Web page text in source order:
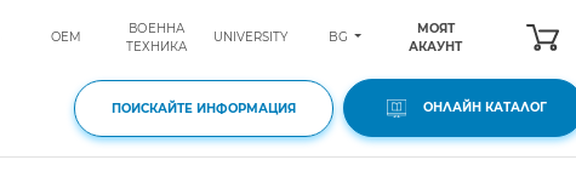
OEM
ВОЕННА
ТЕХНИКА
UNIVERSITY BG
МОЯТ
АКАУНТ
ПОИСКАЙТЕ ИНФОРМАЦИЯ ОНЛАЙН КАТАЛОГ